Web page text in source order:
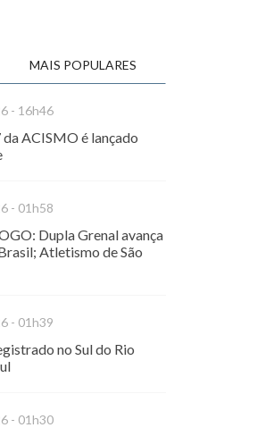
MAIS POPULARES
- 16h46
ACISMO é lançado
- 01h58
Dupla Grenal avança
Atletismo de São
- 01h39
no Sul do Rio
- 01h30